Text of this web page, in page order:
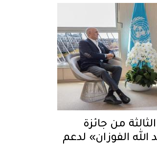
من جائزة
الله الفوزان» لدعم